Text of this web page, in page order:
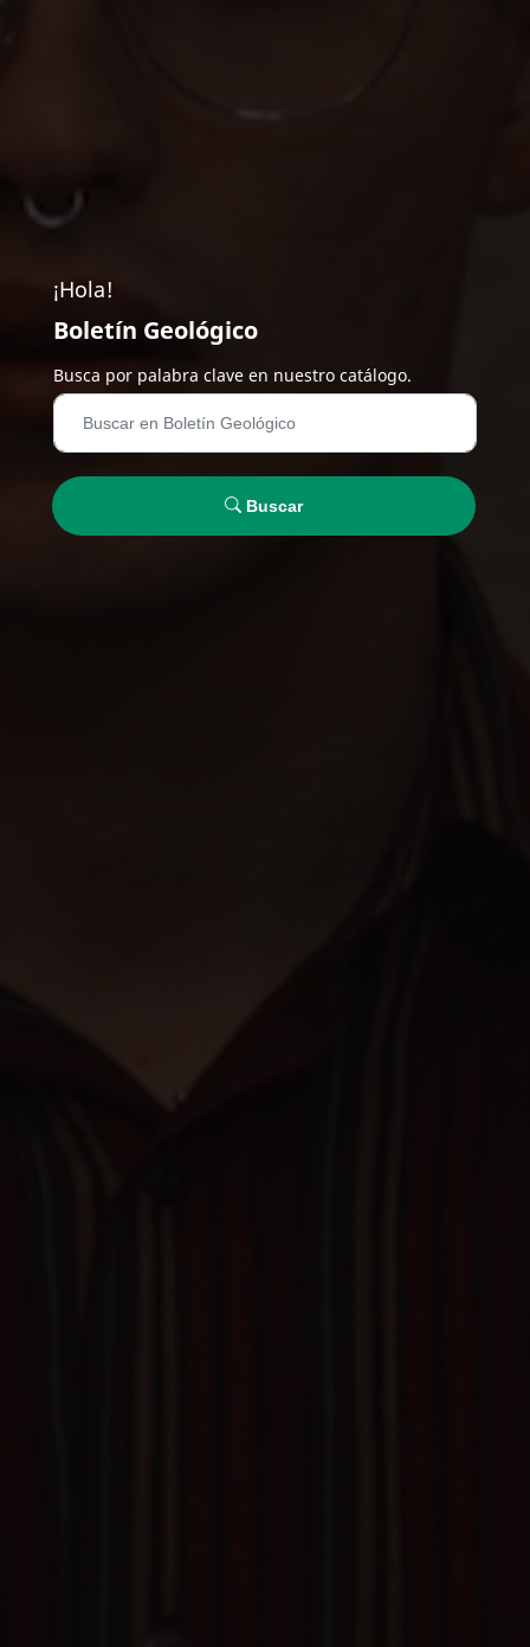
¡Hola!
Boletín Geológico
Busca por palabra clave en nuestro catálogo.
Buscar